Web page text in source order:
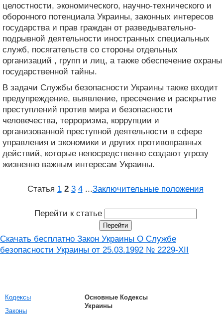
целостности, экономического, научно-технического и
оборонного потенциала Украины, законных интересов
государства и прав граждан от разведывательно-
подрывной деятельности иностранных специальных
служб, посягательств со стороны отдельных
организаций , групп и лиц, а также обеспечение охраны
государственной тайны.
В задачи Службы безопасности Украины также входит
предупреждение, выявление, пресечение и раскрытие
преступлений против мира и безопасности
человечества, терроризма, коррупции и
организованной преступной деятельности в сфере
управления и экономики и других противоправных
действий, которые непосредственно создают угрозу
жизненно важным интересам Украины.
Статья 1 2 3 4 ...Заключительные положения
Перейти к статье
Скачать бесплатно Закон Украины О Службе
безопасности Украины от 25.03.1992 № 2229-XII
Кодексы
Законы
Основные Кодексы
Украины